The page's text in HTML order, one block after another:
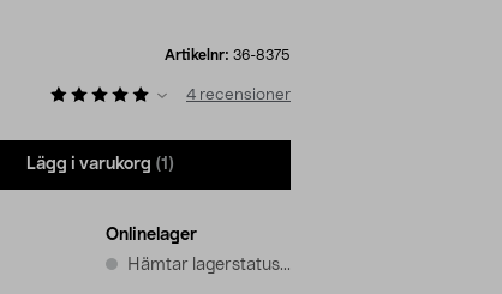
Artikelnr: 36-8375
4 recensioner
Lägg i varukorg (1)
Onlinelager
Hämtar lagerstatus...